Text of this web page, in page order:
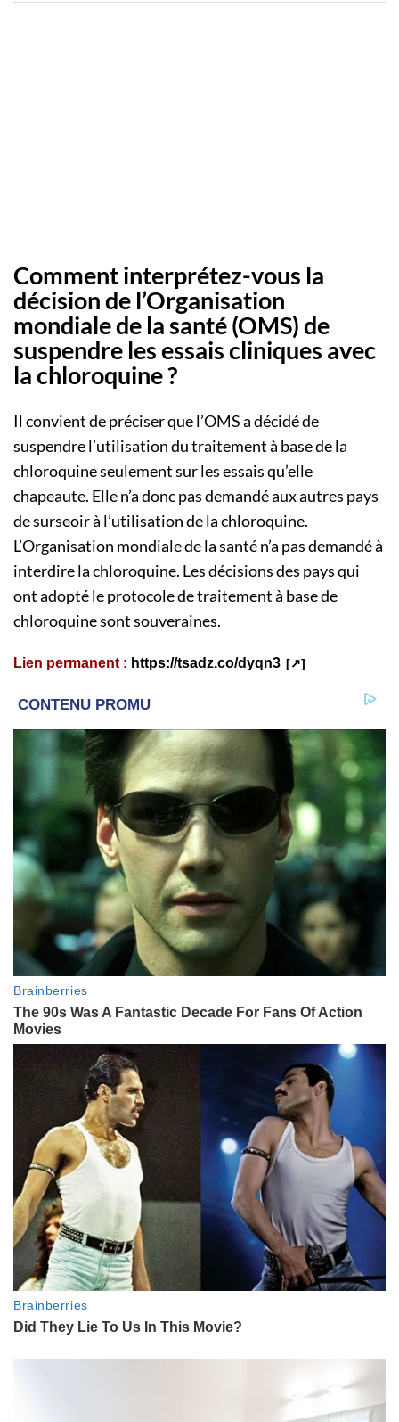
Comment interprétez-vous la
décision de l’Organisation
mondiale de la santé (OMS) de
suspendre les essais cliniques avec
la chloroquine ?
Il convient de préciser que l’OMS a décidé de
suspendre l’utilisation du traitement à base de la
chloroquine seulement sur les essais qu’elle
chapeaute. Elle n’a donc pas demandé aux autres pays
de surseoir à l’utilisation de la chloroquine.
L’Organisation mondiale de la santé n’a pas demandé à
interdire la chloroquine. Les décisions des pays qui
ont adopté le protocole de traitement à base de
chloroquine sont souveraines.
Lien permanent : https://tsadz.co/dyqn3